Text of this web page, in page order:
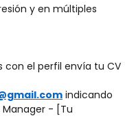
y en múltiples
con el perfil envía tu CV
indicando
Manager - [Tu